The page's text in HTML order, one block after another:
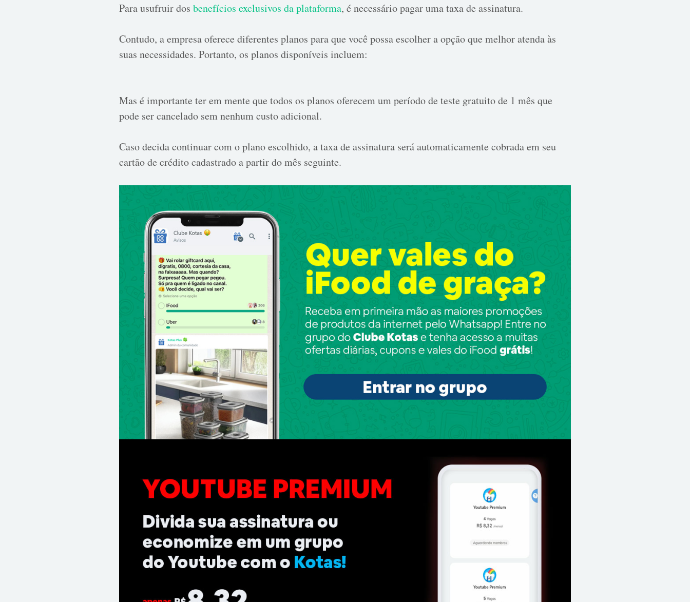
Para usufruir dos benefícios exclusivos da plataforma, é necessário pagar uma taxa de assinatura.
Contudo, a empresa oferece diferentes planos para que você possa escolher a opção que melhor atenda às
suas necessidades. Portanto, os planos disponíveis incluem:
Mas é importante ter em mente que todos os planos oferecem um período de teste gratuito de 1 mês que
pode ser cancelado sem nenhum custo adicional.
Caso decida continuar com o plano escolhido, a taxa de assinatura será automaticamente cobrada em seu
cartão de crédito cadastrado a partir do mês seguinte.